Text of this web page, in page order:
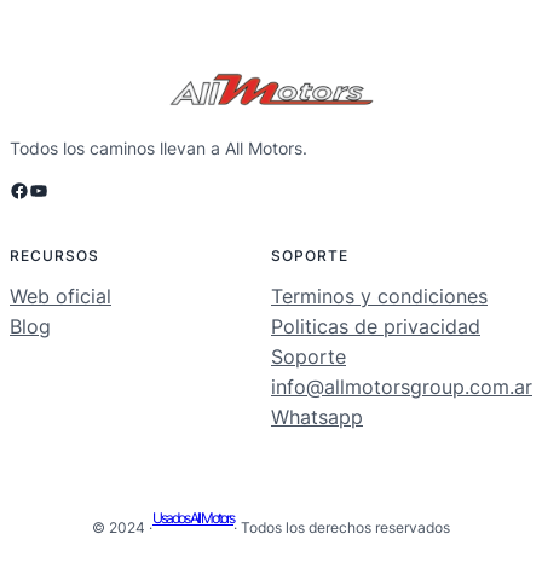
Todos los caminos llevan a All Motors.
Facebook YouTube
RECURSOS
Web oficial
Blog
SOPORTE
Terminos y condiciones
Politicas de privacidad
Soporte
info@allmotorsgroup.com.ar
Whatsapp
© 2024 ·
Usados All Motors
· Todos los derechos reservados